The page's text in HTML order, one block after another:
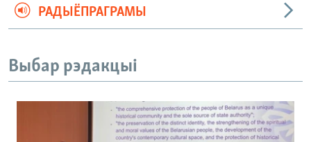
РАДЫЁПРАГРАМЫ
Выбар рэдакцыі